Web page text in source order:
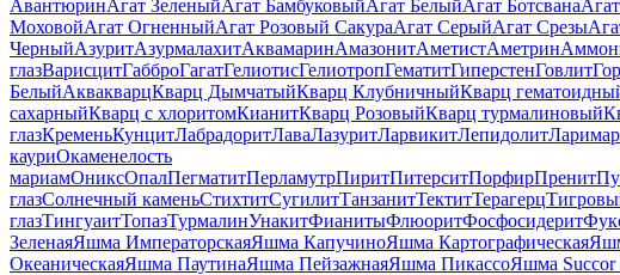
АвантюринАгат ЗеленыйАгат БамбуковыйАгат БелыйАгат Ботсвана
МоховойАгат ОгненныйАгат Розовый СакураАгат СерыйАгат Срезы
ЧерныйАзуритАзурмалахитАквамаринАмазонитАметистАметрин
глазВарисцитГабброГагатГелиотисГелиотропГематитГиперстенГовлит
БелыйАквакварцКварц ДымчатыйКварц КлубничныйКварц
сахарныйКварц с хлоритомКианитКварц РозовыйКварц турмалиновый
глазКременьКунцитЛабрадоритЛаваЛазуритЛарвикитЛепидолитЛаримар
кауриОкаменелость
мариамОниксОпалПегматитПерламутрПиритПитерситПорфирПренит
глазСолнечный каменьСтихтитСугилитТанзанитТектитТерагерц
глазТингуаитТопазТурмалинУнакитФианитыФлюоритФосфосидерит
ЗеленаяЯшма ИмператорскаяЯшма КапучиноЯшма Картографическая
ОкеаническаяЯшма ПаутинаЯшма ПейзажнаяЯшма ПикассоЯшма Succor